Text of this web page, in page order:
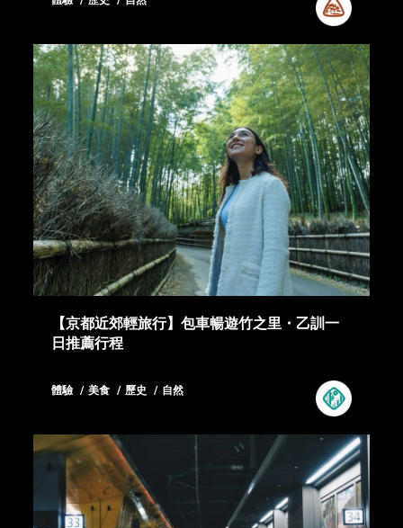
【京都近郊輕旅行】包車暢遊竹之里・乙訓一
日推薦行程
體驗 美食 歷史 自然